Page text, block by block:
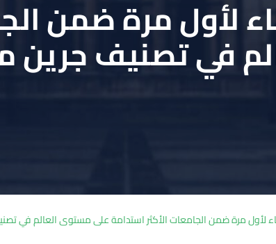
لأول مرة ضمن
في تصنيف جرين
مرة ضمن الجامعات الأكثر استدامة على مستوى العالم في تصنيف